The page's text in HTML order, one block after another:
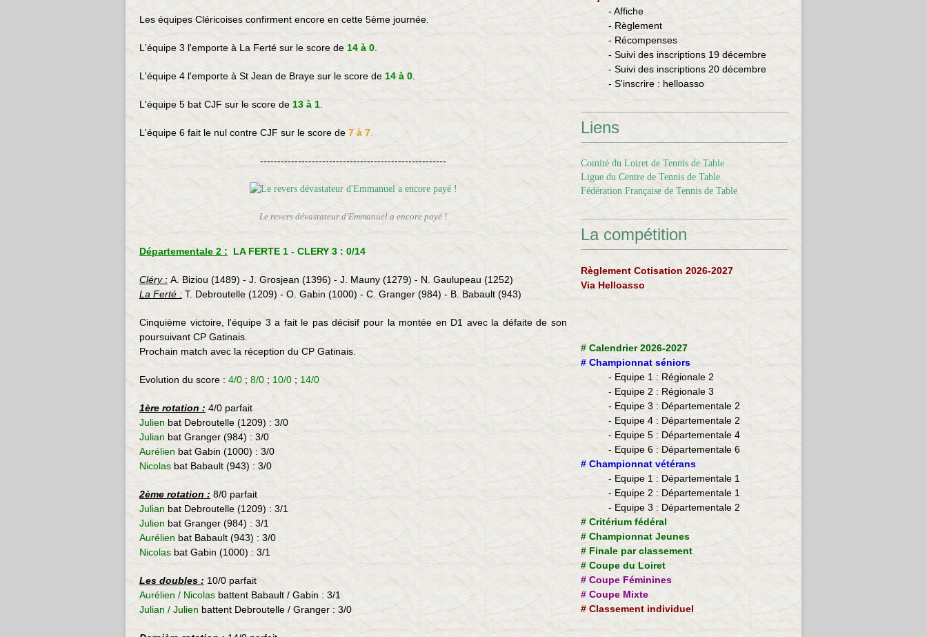
Les équipes Cléricoises confirment encore en cette 5ème journée.
L'équipe 3 l'emporte à La Ferté sur le score de 14 à 0
L'équipe 4 l'emporte à St Jean de Braye sur le score de 14 à 0
L'équipe 5 bat CJF sur le score de 13 à 1
L'équipe 6 fait le nul contre CJF sur le score de 7 à 7
------------------------------------------------------
Le revers dévastateur d'Emmanuel a encore payé !
Départementale 2 : LA FERTE 1 - CLERY 3 : 0/14
Cléry : A. Biziou (1489) - J. Grosjean (1396) - J. Mauny (1279) - N. Gaulupeau (1252)
La Ferté : T. Debroutelle (1209) - O. Gabin (1000) - C. Granger (984) - B. Babault (943)
Cinquième victoire, l'équipe 3 a fait le pas décisif pour la montée en D1 avec la défaite de son
poursuivant CP Gatinais
Prochain match avec la réception du CP Gatinais.
Evolution du score : 4/0 ; 8/0 ; 10/0 ; 14/0
1ère rotation : 4/0 parfait
Julien bat Debroutelle (1209) : 3/0
Julian bat Granger (984) : 3/0
Aurélien bat Gabin (1000) : 3/0
Nicolas bat Babault (943) : 3/0
2ème rotation : 8/0 parfait
Julian bat Debroutelle (1209) : 3/1
Julien bat Granger (984) : 3/1
Aurélien bat Babault (943) : 3/0
Nicolas bat Gabin (1000) : 3/1
Les doubles : 10/0 parfait
Aurélien / Nicolas battent Babault / Gabin : 3/1
Julian / Julien battent Debroutelle / Granger : 3/0
- Affiche
- Règlement
- Récompenses
- Suivi des inscriptions 19 décembre
- Suivi des inscriptions 20 décembre
- S'inscrire : helloasso
Liens
Comité du Loiret de Tennis de Table
Ligue du Centre de Tennis de Table
Fédération Française de Tennis de Table
La compétition
Règlement Cotisation 2026-2027
Via Helloasso
# Calendrier 2026-2027
# Championnat séniors
- Equipe 1 : Régionale 2
- Equipe 2 : Régionale 3
- Equipe 3 : Départementale 2
- Equipe 4 : Départementale 2
- Equipe 5 : Départementale 4
- Equipe 6 : Départementale 6
​# Championnat vétérans
- ​Equipe 1 : Départementale 1
- Equipe 2 : Départementale 1
- Equipe 3 : Départementale 2
# Critérium fédéral
# Championnat Jeunes
# Finale par classement
# Coupe du Loiret
# Coupe Féminines
# Coupe Mixte
#Classement individuel